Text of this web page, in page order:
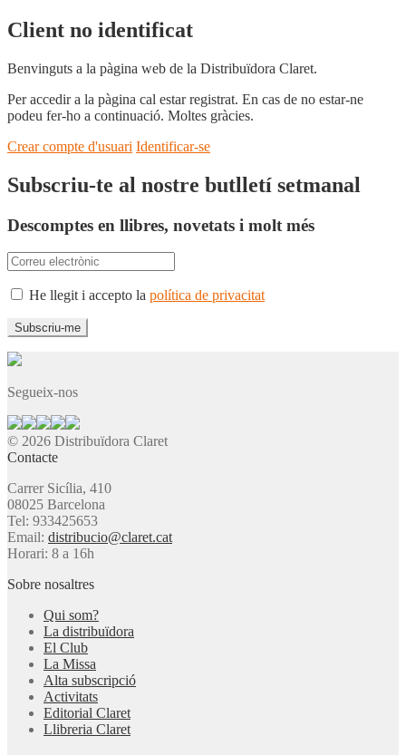
Client no identificat
Benvinguts a la pàgina web de la Distribuïdora Claret.
Per accedir a la pàgina cal estar registrat. En cas de no estar-ne
podeu fer-ho a continuació. Moltes gràcies.
Crear compte d'usuari Identificar-se
Subscriu-te al nostre butlletí setmanal
Descomptes en llibres, novetats i molt més
He llegit i accepto la política de privacitat
Segueix-nos
© 2026 Distribuïdora Claret
Contacte
Carrer Sicília, 410
08025 Barcelona
Tel: 933425653
Email: distribucio@claret.cat
Horari: 8 a 16h
Sobre nosaltres
Qui som?
La distribuïdora
El Club
La Missa
Alta subscripció
Activitats
Editorial Claret
Llibreria Claret